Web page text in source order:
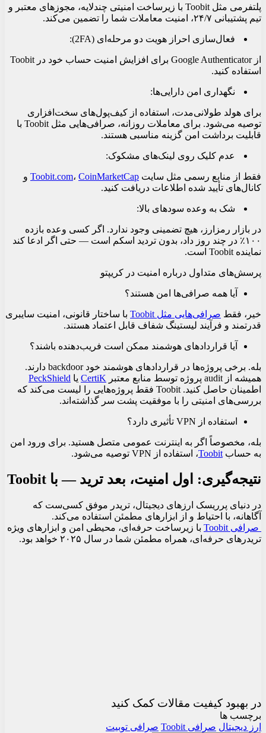
پلتفرمی مثل Toobit با زیرساخت امنیتی چندلایه، مجوزهای معتبر و
تیم پشتیبانی ۲۴/۷، امنیت معاملات شما را تضمین می‌کند.
فعال‌سازی احراز هویت دو مرحله‌ای (2FA):
از Google Authenticator برای افزایش امنیت حساب خود در Toobit
استفاده کنید.
نگهداری امن دارایی‌ها:
برای هولد طولانی‌مدت، استفاده از کیف‌پول‌های سخت‌افزاری
توصیه می‌شود. برای معاملات روزانه، صرافی‌هایی مثل Toobit با
قابلیت برداشت امن گزینه مناسبی هستند.
عدم کلیک روی لینک‌های مشکوک:
فقط از منابع رسمی مثل سایت Toobit.com، CoinMarketCap
و
کانال‌های تأیید شده اطلاعات دریافت کنید.
شک به وعده سودهای بالا:
در بازار رمزارز، هیچ تضمینی وجود ندارد. اگر کسی وعده بازده
۱۰۰٪ در چند روز داد، بدون تردید اسکم است — حتی اگر ادعا کند
نماینده Toobit است.
پرسش‌های متداول درباره امنیت در کریپتو
آیا همه صرافی‌ها امن هستند؟
خیر، فقط صرافیهایی مثل Toobit با ساختار قانونی، امنیت سایبری
قدرتمند و فرآیند لیستینگ شفاف قابل اعتماد هستند.
آیا قراردادهای هوشمند ممکن است فریب‌دهنده باشند؟
بله. برخی پروژه‌ها در قراردادهای هوشمند خود backdoor دارند.
همیشه از audit پروژه توسط منابع معتبر
CertiK یا PeckShield
اطمینان حاصل کنید. Toobit فقط پروژه‌هایی را لیست می‌کند که
بررسی‌های امنیتی را با موفقیت پشت سر گذاشته‌اند.
استفاده از VPN تأثیری دارد؟
بله، مخصوصاً اگر به اینترنت عمومی متصل هستید. برای ورود امن
به حساب Toobit، استفاده از VPN توصیه می‌شود.
نتیجه‌گیری: اول امنیت، بعد ترید — با Toobit
در دنیای پرریسک ارزهای دیجیتال، تریدر موفق کسی‌ست که
آگاهانه، با احتیاط و از ابزارهای مطمئن استفاده می‌کند.
صرافی Toobit با زیرساخت حرفه‌ای، محیطی امن و ابزارهای ویژه
تریدرهای حرفه‌ای، همراه مطمئن شما در سال ۲۰۲۵ خواهد بود.
در بهبود کیفیت مقالات کمک کنید
برچسب ها
ارز دیجیتال صرافی Toobit صرافی توبیت